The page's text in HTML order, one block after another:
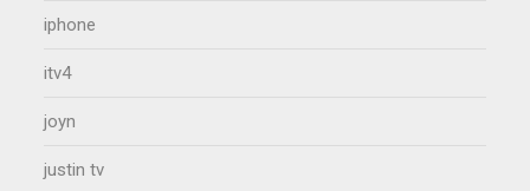
iphone
itv4
joyn
justin tv